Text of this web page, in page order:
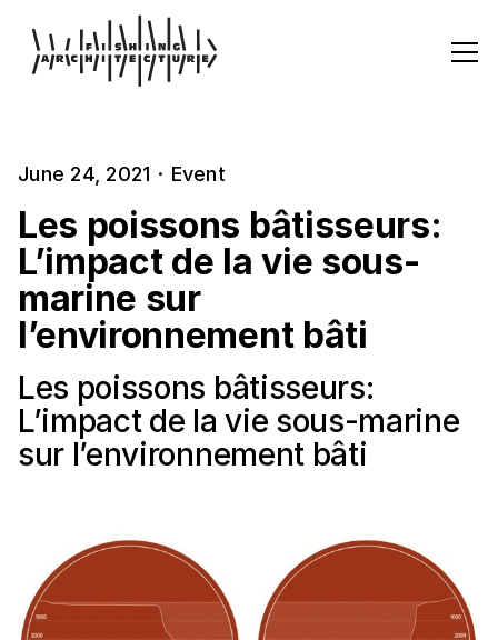
June 24, 2021 · Event
Les poissons bâtisseurs:
L’impact de la vie sous-
marine sur
l’environnement bâti
Les poissons bâtisseurs:
L’impact de la vie sous-marine
sur l’environnement bâti